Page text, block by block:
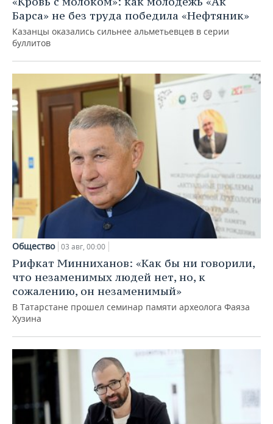
Барса» не без труда победила «Нефтяник»
Казанцы оказались сильнее альметьевцев в серии
буллитов
Общество 03 авг, 00:00
Рифкат Минниханов: «Как бы ни говорили,
что незаменимых людей нет, но, к
сожалению, он незаменимый»
В Татарстане прошел семинар памяти археолога Фаяза
Хузина